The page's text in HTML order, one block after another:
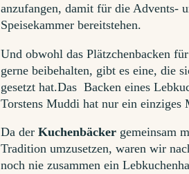
anzufangen, damit für die Advents-
Speisekammer bereitstehen.
Und obwohl das Plätzchenbacken
gerne beibehalten, gibt es eine, die
gesetzt hat.Das Backen eines
Torstens Muddi hat nur ein einziges
Da derKuchenbäcker gemeinsam
Tradition umzusetzen, waren wir
noch nie zusammen ein